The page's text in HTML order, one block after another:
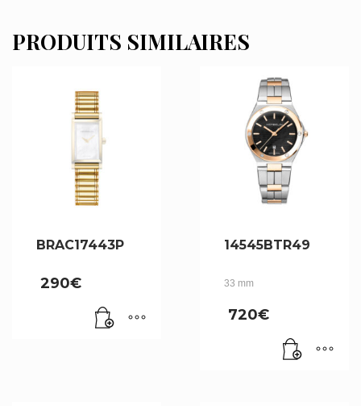
PRODUITS SIMILAIRES
BRAC17443P
290€
14545BTR49
33 mm
720€